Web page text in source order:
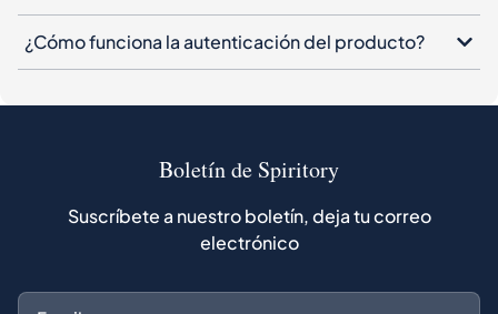
¿Cómo funciona la autenticación del producto?
Boletín de Spiritory
Suscríbete a nuestro boletín, deja tu correo
electrónico